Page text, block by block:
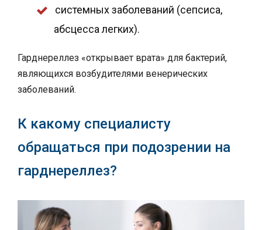
системных заболеваний (сепсиса,
абсцесса легких).
Гарднереллез «открывает врата» для бактерий,
являющихся возбудителями венерических
заболеваний.
К какому специалисту
обращаться при подозрении на
гарднереллез?